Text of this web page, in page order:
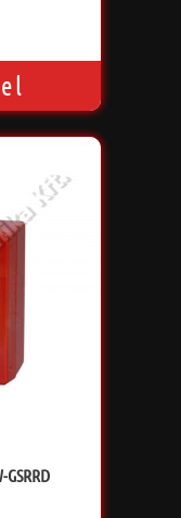
GSRRD